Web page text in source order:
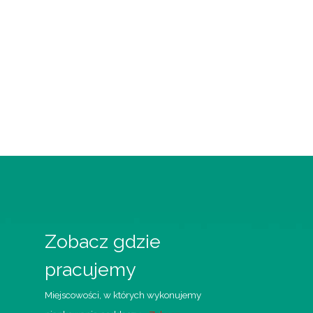
Zobacz gdzie
pracujemy
Miejscowości, w których wykonujemy